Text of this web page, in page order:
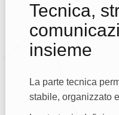
Tecnica,
insieme
La parte tecnica
stabile, organizzato